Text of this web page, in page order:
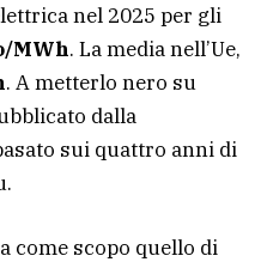
nel 2025 per gli
MWh. La media nell’Ue,
. A metterlo nero su
dalla
sui quattro anni di
come scopo quello di